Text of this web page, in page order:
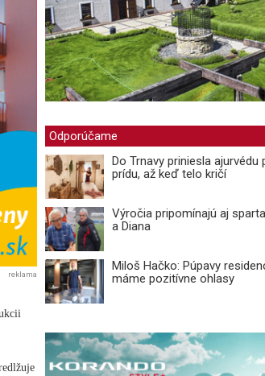
reklama
Odporúčame
Do Trnavy priniesla
prídu, až keď telo kričí
Výročia pripomínajú aj
a Diana
Miloš Hačko: Púpavy
máme pozitívne ohlasy